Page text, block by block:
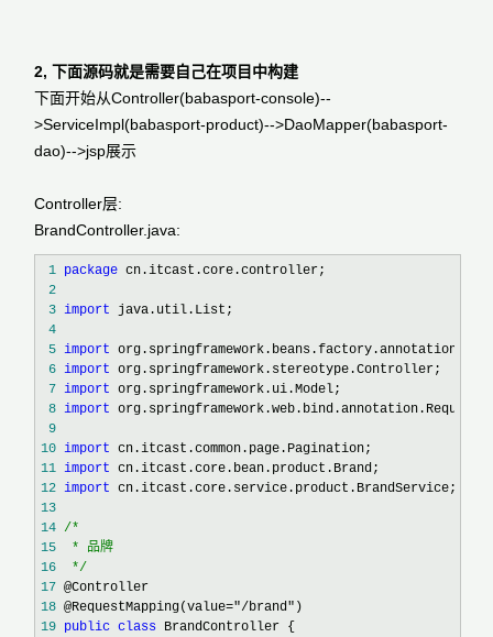
2, 下面源码就是需要自己在项目中构建
下面开始从Controller(babasport-console)--
>ServiceImpl(babasport-product)-->DaoMapper(babasport-
dao)-->jsp展示
Controller层:
BrandController.java:
1 package
2
3 import
4
5 import
6 import
7 import
8 import
9
10 import
11 import
12 import
13
14 /*
15
16
*/
17
18 @RequestMapping(value="/brand"
19 public class